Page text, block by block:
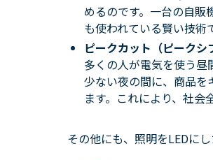
めるのです。一台の自販
も使われている賢い技術
ピークカット（ピークシ
多くの人が電気を使う
少ない夜の間に、商品を
ます。これにより、社会
その他にも、照明をLEDに